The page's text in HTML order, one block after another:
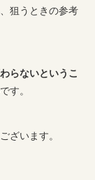
狙うときの参考
らないというこ
す。
ざいます。